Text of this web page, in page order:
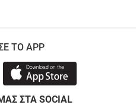
ΤΟ APP
ΣΤΑ SOCIAL